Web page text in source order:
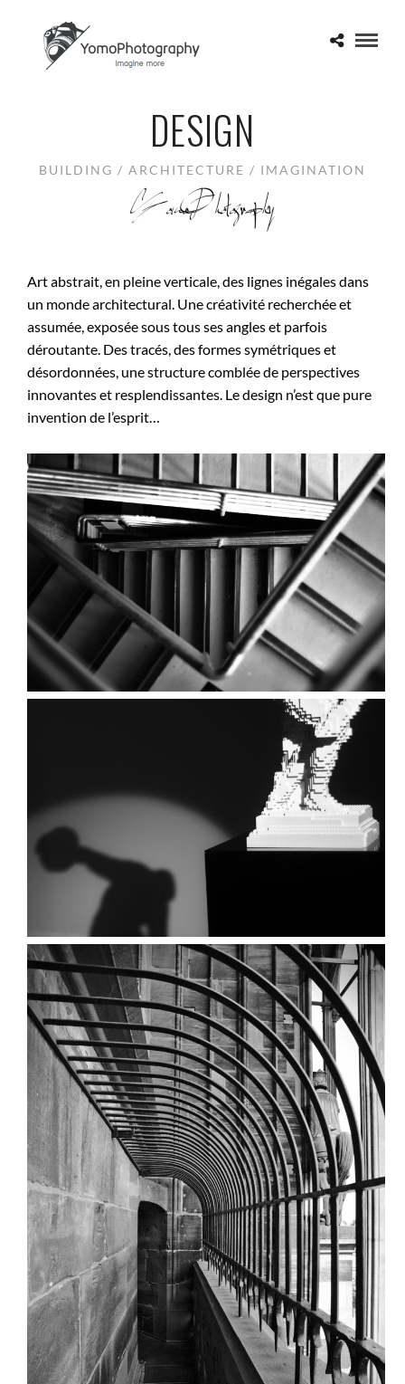
DESIGN
BUILDING / ARCHITECTURE / IMAGINATION
Art abstrait, en pleine verticale, des lignes inégales dans
un monde architectural. Une créativité recherchée et
assumée, exposée sous tous ses angles et parfois
déroutante. Des tracés, des formes symétriques et
désordonnées, une structure comblée de perspectives
innovantes et resplendissantes. Le design n’est que pure
invention de l’esprit…